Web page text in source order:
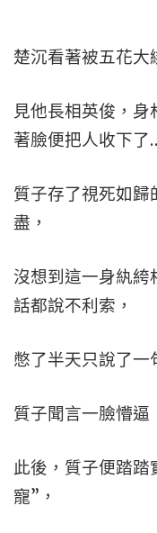
楚沉看著被五花大
見他長相英俊，
著臉便把人收下
質子存了視死如歸
盡，
沒想到這一身紈絝
話都說不利索，
憋了半天只說了一
質子聞言一臉懵逼
此後，質子便踏
寵”，